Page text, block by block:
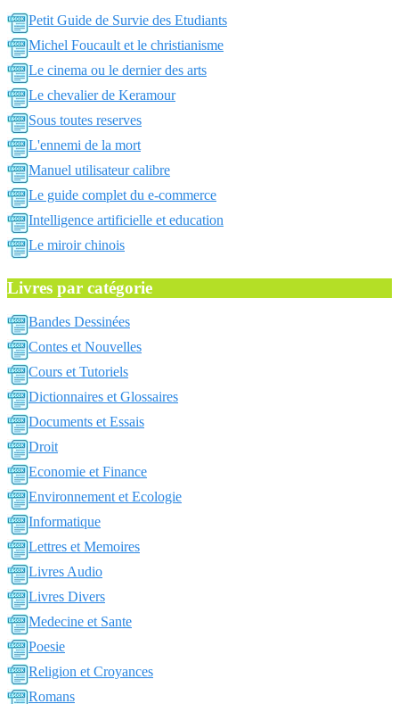
Petit Guide de Survie des Etudiants
Michel Foucault et le christianisme
Le cinema ou le dernier des arts
Le chevalier de Keramour
Sous toutes reserves
L'ennemi de la mort
Manuel utilisateur calibre
Le guide complet du e-commerce
Intelligence artificielle et education
Le miroir chinois
Livres par catégorie
Bandes Dessinées
Contes et Nouvelles
Cours et Tutoriels
Dictionnaires et Glossaires
Documents et Essais
Droit
Economie et Finance
Environnement et Ecologie
Informatique
Lettres et Memoires
Livres Audio
Livres Divers
Medecine et Sante
Poesie
Religion et Croyances
Romans